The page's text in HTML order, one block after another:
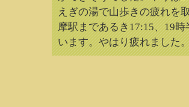
えぎの湯で山歩きの疲れを
摩駅まであるき17:15、19
います。やはり疲れました